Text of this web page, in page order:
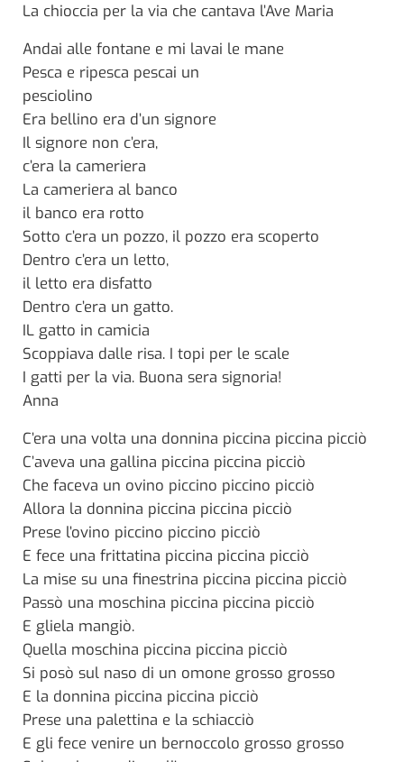
La chioccia per la via che cantava l’Ave Maria
Andai alle fontane e mi lavai le mane
Pesca e ripesca pescai un
pesciolino
Era bellino era d’un signore
Il signore non c’era,
c’era la cameriera
La cameriera al banco
il banco era rotto
Sotto c’era un pozzo, il pozzo era scoperto
Dentro c’era un letto,
il letto era disfatto
Dentro c’era un gatto.
IL gatto in camicia
Scoppiava dalle risa. I topi per le scale
I gatti per la via. Buona sera signoria!
Anna
C’era una volta una donnina piccina piccina picciò
C’aveva una gallina piccina piccina picciò
Che faceva un ovino piccino piccino picciò
Allora la donnina piccina piccina picciò
Prese l’ovino piccino piccino picciò
E fece una frittatina piccina piccina picciò
La mise su una finestrina piccina piccina picciò
Passò una moschina piccina piccina picciò
E gliela mangiò.
Quella moschina piccina piccina picciò
Si posò sul naso di un omone grosso grosso
E la donnina piccina piccina picciò
Prese una palettina e la schiacciò
E gli fece venire un bernoccolo grosso grosso